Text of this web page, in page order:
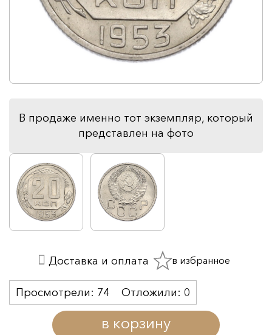
В продаже именно тот экземпляр, который
представлен на фото
в корзину
Просмотрели: 74 Отложили: 0
Доставка и оплата в избранное